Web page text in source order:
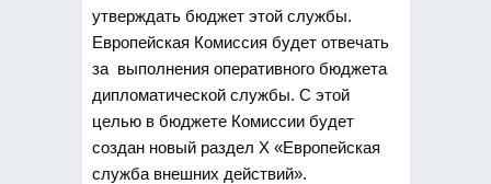
утверждать бюджет этой службы.
Европейская Комиссия будет отвечать
за выполнения оперативного бюджета
дипломатической службы. С этой
целью в бюджете Комиссии будет
создан новый раздел Х «Европейская
служба внешних действий».